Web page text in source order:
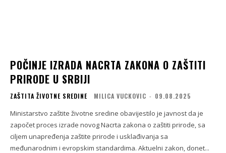
POČINJE IZRADA NACRTA ZAKONA O ZAŠTITI
PRIRODE U SRBIJI
ZAŠTITA ŽIVOTNE SREDINE MILICA VUCKOVIC - 09.08.2025
Ministarstvo zaštite životne sredine obavijestilo je javnost da je
započet proces izrade novog Nacrta zakona o zaštiti prirode, sa
ciljem unapređenja zaštite prirode i usklađivanja sa
međunarodnim i evropskim standardima. Aktuelni zakon, donet...